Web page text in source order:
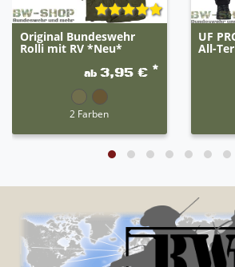
Original Bundeswehr
Rolli mit RV *Neu*
ab3,95 € *
2 Farben
UF
All-